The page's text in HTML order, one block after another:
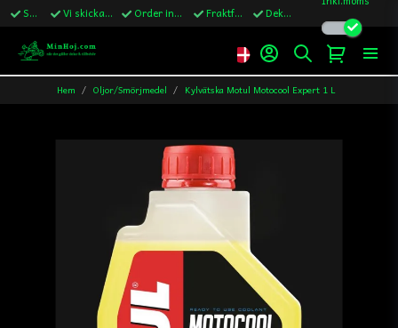
Snabba leveranser Vi skickar till Sverige,Danmark & Finland Order innan kl.13 skickas samma vardag Fraktfritt över 1200kr till Sverige Dekaler ingår i alla ordrar
Hem Oljor/Smörjmedel Kylvätska Motul Motocool Expert 1 L